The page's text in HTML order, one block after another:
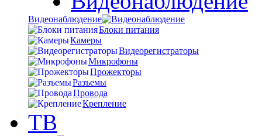
Видеонаблюдение
Блоки питания
Камеры
Видеорегистраторы
Микрофоны
Прожекторы
Разъемы
Провода
Крепление
ТВ